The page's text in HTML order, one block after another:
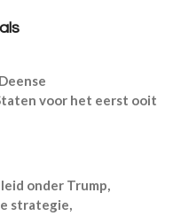
voor het eerst ooit
onder Trump,
strategie,